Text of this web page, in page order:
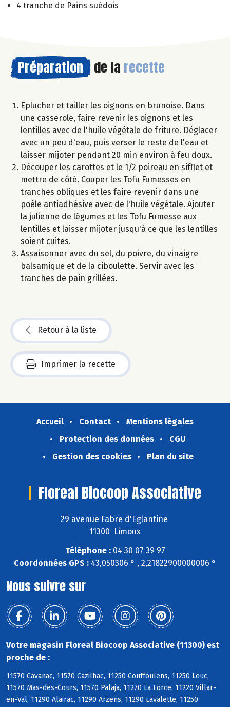
4 tranche de Pains suédois
Préparation de la recette
Eplucher et tailler les oignons en brunoise. Dans
une casserole, faire revenir les oignons et les
lentilles avec de l'huile végétale de friture. Déglacer
avec un peu d'eau, puis verser le reste de l'eau et
laisser mijoter pendant 20 min environ à feu doux.
Découper les carottes et le 1/2 poireau en sifflet et
mettre de côté. Couper les Tofu Fumesses en
tranches obliques et les faire revenir dans une
poêle antiadhésive avec de l'huile végétale. Ajouter
la julienne de légumes et les Tofu Fumesse aux
lentilles et laisser mijoter jusqu'à ce que les lentilles
soient cuites.
Assaisonner avec du sel, du poivre, du vinaigre
balsamique et de la ciboulette. Servir avec les
tranches de pain grillées.
Retour à la liste
Imprimer la recette
Accueil Contact
Mentions légales
Protection des données
CGU
Gestion des cookies
Plan du site
Floreal Biocoop Associative
29 avenue Fabre d'Eglantine
11300 Limoux
Téléphone :04 30 07 39 97
Coordonnées GPS : 43,050306 ° , 2,21822900000006 °
Nous suivre sur
Votre magasin Floreal Biocoop Associative (11300) est
proche de :
11570 Cavanac, 11570 Cazilhac, 11250 Couffoulens, 11250 Leuc,
11570 Mas-des-Cours, 11570 Palaja, 11270 La Force, 11220 Villar-
en-Val, 11290 Alairac, 11290 Arzens, 11290 Lavalette, 11250